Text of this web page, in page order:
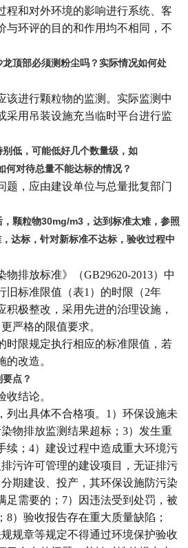
程和对外环境的影响进行系统、客
与环评的目的和作用均不相同，不
顶部必须测粉尘吗？实际情况如何处
该进行颗粒物的监测。实际监测中
采用吊装设施充当临时平台进行监
低，可能低好几个数量级，如
对待总量不能达标的情况？
题，应由建设单位与总量批复部门
颗粒物30mg/m3，达到标准太难，参照
达标，针对新标准不达标，验收过程中
排放标准》（GB29620-2013）中
旧标准限值（表1）的时限（2年
积极整改，采用先进的治理设施，
严格的限值要求。
时限规定执行相应的标准限值，若
改造。
点？
结论。
列出具体不合格项。1）环保设施未
物排放监测结果超标；3）发生重
续；4）建设过程中造成重大环境污
污许可管理的建设项目，无证排污
期建设、投产，其环保设施防污染
足需要的；7）因违法受到处罚，被
）验收报告存在重大质量缺陷；
规章等规定不得通过环境保护验收